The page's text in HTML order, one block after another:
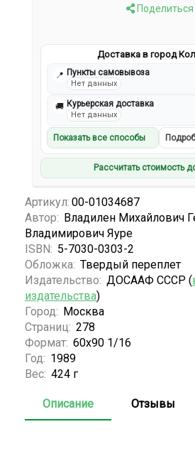
Поделиться
Доставка в город
📍 Пункты самовывоза
Нет данных
🚚 Курьерская доставка
Нет данных
Показать все способы
Рассчитать стоимость
Артикул: 00-01034687
Автор: Владилен Михайлович
Владимирович Яуре
ISBN: 5-7030-0303-2
Обложка: Твердый переплет
Издательство: ДОСААФ СССР (
издательства)
Город: Москва
Страниц: 278
Формат: 60х90 1/16
Год: 1989
Вес: 424 г
Описание Отзывы